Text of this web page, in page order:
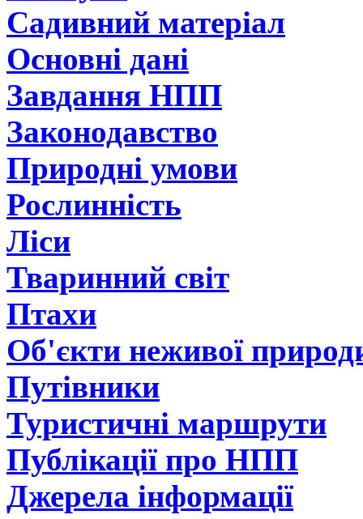
Садивний матеріал
Основні дані
Завдання НПП
Законодавство
Природні умови
Рослинність
Ліси
Тваринний світ
Птахи
Об'єкти неживої
Путівники
Туристичні маршрути
Публікації про НПП
Джерела інформації